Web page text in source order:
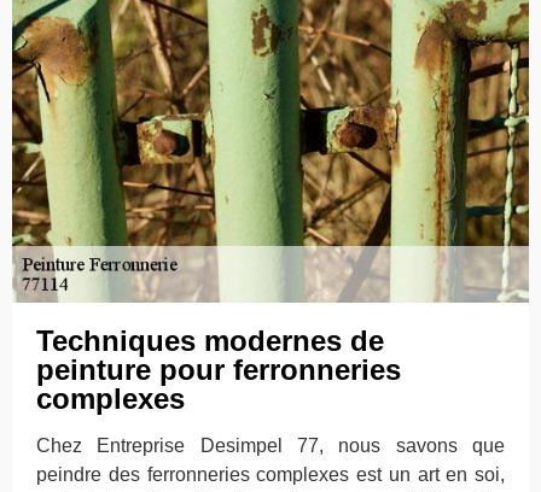
Techniques modernes de
peinture pour ferronneries
complexes
Chez Entreprise Desimpel 77, nous savons que
peindre des ferronneries complexes est un art en soi,